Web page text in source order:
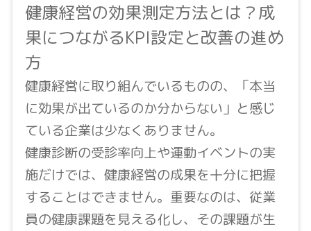
健康経営の効果測定方法とは？成
果につながるKPI設定と改善の進め
方
健康経営に取り組んでいるものの、「本当
に効果が出ているのか分からない」と感じ
ている企業は少なくありません。
健康診断の受診率向上や運動イベントの実
施だけでは、健康経営の成果を十分に把握
することはできません。重要なのは、従業
員の健康課題を見える化し、その課題が生